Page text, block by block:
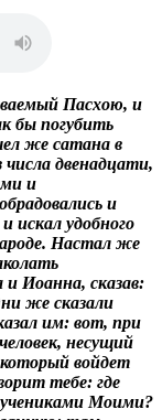
Пасхою, и
бы погубить
же сатана в
числа двенадцати,
и
и
искал удобного
Настал же
и Иоанна, сказав:
же сказали
им: вот, при
несущий
войдет
тебе: где
Моими?